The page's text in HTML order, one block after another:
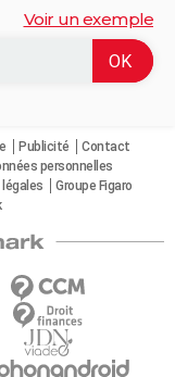
Voir un exemple
Publicité
Contact
personnelles
Groupe Figaro